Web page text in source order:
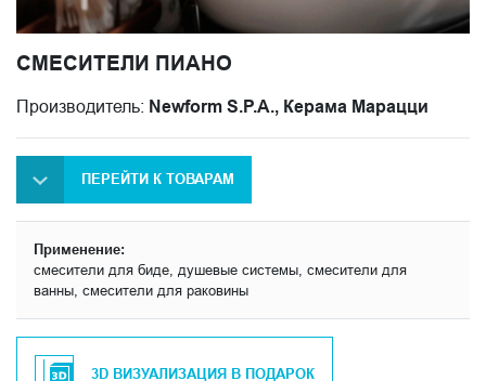
СМЕСИТЕЛИ ПИАНО
Производитель: Newform S.P.A., Керама Марацци
ПЕРЕЙТИ К ТОВАРАМ
Применение:
смесители для биде, душевые системы, смесители для
ванны, смесители для раковины
3D ВИЗУАЛИЗАЦИЯ В ПОДАРОК